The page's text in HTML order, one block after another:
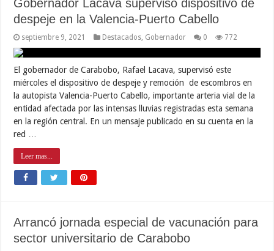
Gobernador Lacava supervisó dispositivo de
despeje en la Valencia-Puerto Cabello
septiembre 9, 2021 Destacados Gobernador 0 772
El gobernador de Carabobo, Rafael Lacava, supervisó este
miércoles el dispositivo de despeje y remoción de escombros en
la autopista Valencia-Puerto Cabello, importante arteria vial de la
entidad afectada por las intensas lluvias registradas esta semana
en la región central. En un mensaje publicado en su cuenta en la
red …
Leer mas...
Arrancó jornada especial de vacunación para
sector universitario de Carabobo